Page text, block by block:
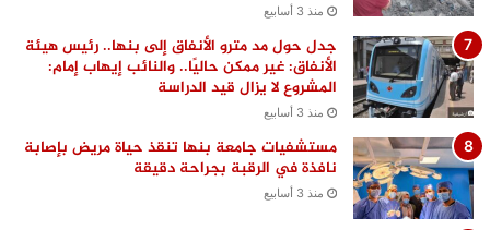
منذ 3 أسابيع
جدل حول مد مترو الأنفاق إلى بنها.. رئيس هيئة
الأنفاق: غير ممكن حاليًا.. والنائب إيهاب إمام:
المشروع لا يزال قيد الدراسة
منذ 3 أسابيع
مستشفيات جامعة بنها تنقذ حياة مريض بإصابة
نافذة في الرقبة بجراحة دقيقة
منذ 3 أسابيع